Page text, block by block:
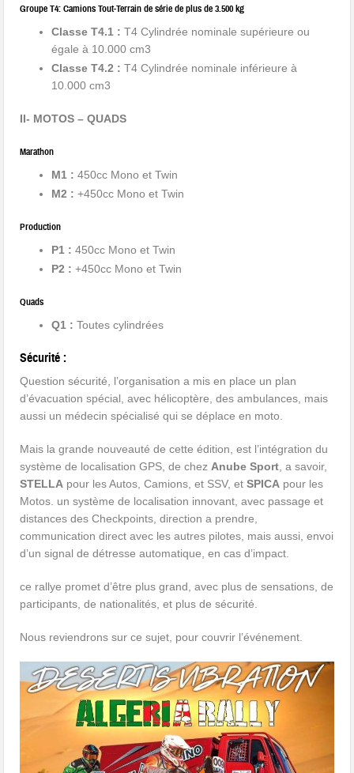
Groupe T4: Camions Tout-Terrain de série de plus de 3.500 kg
Classe T4.1 : T4 Cylindrée nominale supérieure ou
égale à 10.000 cm3
Classe T4.2 : T4 Cylindrée nominale inférieure à
10.000 cm3
II- MOTOS – QUADS
Marathon
M1 : 450cc Mono et Twin
M2 : +450cc Mono et Twin
Production
P1 : 450cc Mono et Twin
P2 : +450cc Mono et Twin
Quads
Q1 : Toutes cylindrées
Sécurité :
Question sécurité, l’organisation a mis en place un plan
d’évacuation spécial, avec hélicoptère, des ambulances, mais
aussi un médecin spécialisé qui se déplace en moto.
Mais la grande nouveauté de cette édition, est l’intégration du
système de localisation GPS, de chezAnube Sport, a savoir,
STELLA pour les Autos, Camions, et SSV, etSPICA pour les
Motos. un système de localisation innovant, avec passage et
distances des Checkpoints, direction a prendre,
communication direct avec les autres pilotes, mais aussi, envoi
d’un signal de détresse automatique, en cas d’impact.
ce rallye promet d’être plus grand, avec plus de sensations, de
participants, de nationalités, et plus de sécurité.
Nous reviendrons sur ce sujet, pour couvrir l’événement.